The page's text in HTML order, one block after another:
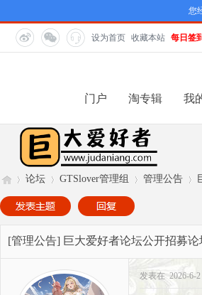
您
设为首页 收藏本站 每日签
门户 淘专辑 我
巨»
论坛
›
GTSlover管理组
›
管理公告
›
[管理公告] 巨大爱好者论坛公开招募
发表在 2026-6-2